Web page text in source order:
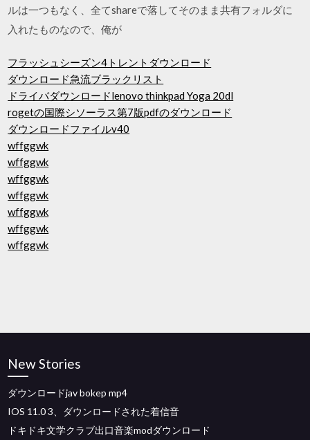
ルは一つもなく、全てshareで落してそのまま共有フォルダに
入れたものなので、俺が
フラッシュシーズン4トレントダウンロード
ダウンロード急流ブラックリスト
ドライバダウンロードlenovo thinkpad Yoga 20dl
rogetの国際シソーラス第7版pdfのダウンロード
ダウンロードファイルv40
wffggwk
wffggwk
wffggwk
wffggwk
wffggwk
wffggwk
wffggwk
New Stories
ダウンロードjav bokep mp4
IOS 11.0 3、ダウンロードされた着信音
ドキドキ文学クラブ出口音楽modダウンロード